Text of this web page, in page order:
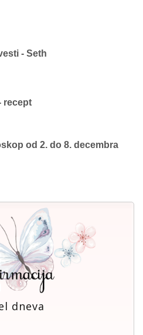
- Seth
recept
od 2. do 8. decembra
dneva